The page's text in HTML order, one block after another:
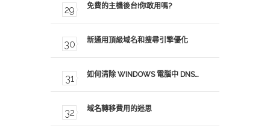
免費的主機後台!你敢用嗎?
新通用頂級域名和搜尋引擎優化
如何清除 WINDOWS 電腦中 DNS…
域名轉移費用的迷思